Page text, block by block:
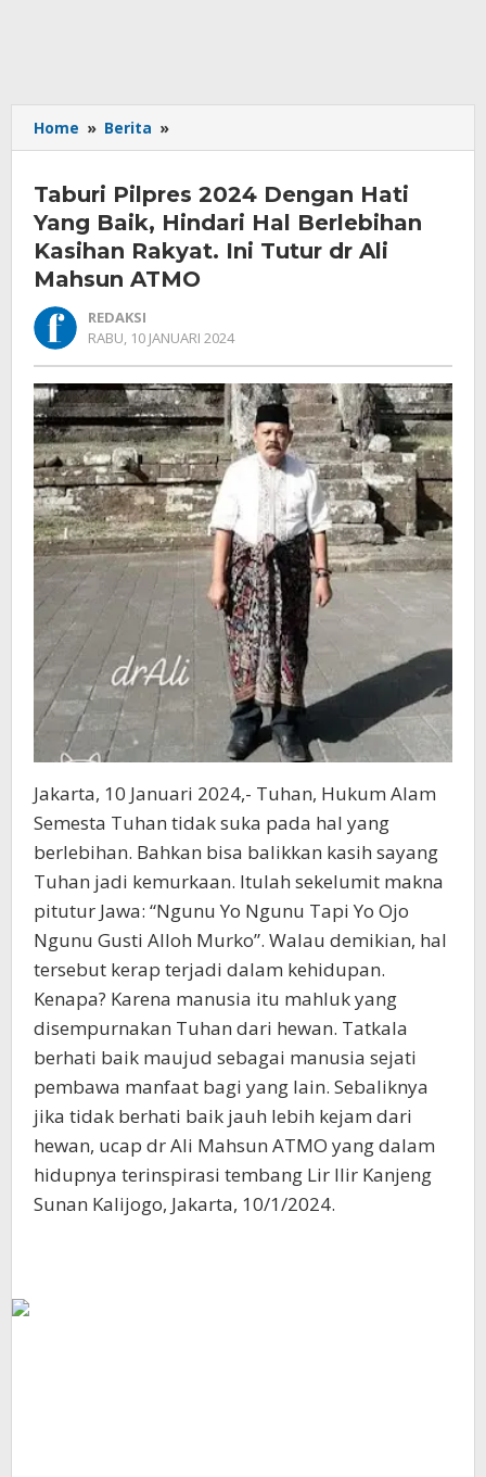
Home » Berita »
Pilpres
Dengan
Hati
Yang
Baik,
Hindari
Berlebihan
Ini
Tutur
dr
Ali
Mahsun
ATMO
Taburi Pilpres 2024 Dengan Hati
Yang Baik, Hindari Hal Berlebihan
Kasihan Rakyat. Ini Tutur dr Ali
Mahsun ATMO
REDAKSI
RABU, 10 JANUARI 2024
Jakarta, 10 Januari 2024,- Tuhan, Hukum Alam
Semesta Tuhan tidak suka pada hal yang
berlebihan. Bahkan bisa balikkan kasih sayang
Tuhan jadi kemurkaan. Itulah sekelumit makna
pitutur Jawa: “Ngunu Yo Ngunu Tapi Yo Ojo
Ngunu Gusti Alloh Murko”. Walau demikian, hal
tersebut kerap terjadi dalam kehidupan.
Kenapa? Karena manusia itu mahluk yang
disempurnakan Tuhan dari hewan. Tatkala
berhati baik maujud sebagai manusia sejati
pembawa manfaat bagi yang lain. Sebaliknya
jika tidak berhati baik jauh lebih kejam dari
hewan, ucap dr Ali Mahsun ATMO yang dalam
hidupnya terinspirasi tembang Lir Ilir Kanjeng
Sunan Kalijogo, Jakarta, 10/1/2024.